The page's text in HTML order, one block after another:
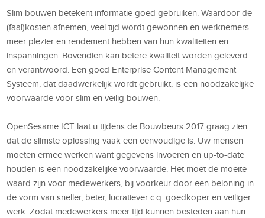
Slim bouwen betekent informatie goed gebruiken. Waardoor de
(faal)kosten afnemen, veel tijd wordt gewonnen en werknemers
meer plezier en rendement hebben van hun kwaliteiten en
inspanningen. Bovendien kan betere kwaliteit worden geleverd
en verantwoord. Een goed Enterprise Content Management
Systeem, dat daadwerkelijk wordt gebruikt, is een noodzakelijke
voorwaarde voor slim en veilig bouwen.
OpenSesame ICT laat u tijdens de Bouwbeurs 2017 graag zien
dat de slimste oplossing vaak een eenvoudige is. Uw mensen
moeten ermee werken want gegevens invoeren en up-to-date
houden is een noodzakelijke voorwaarde. Het moet de moeite
waard zijn voor medewerkers, bij voorkeur door een beloning in
de vorm van sneller, beter, lucratiever c.q. goedkoper en veiliger
werk. Zodat medewerkers meer tijd kunnen besteden aan hun